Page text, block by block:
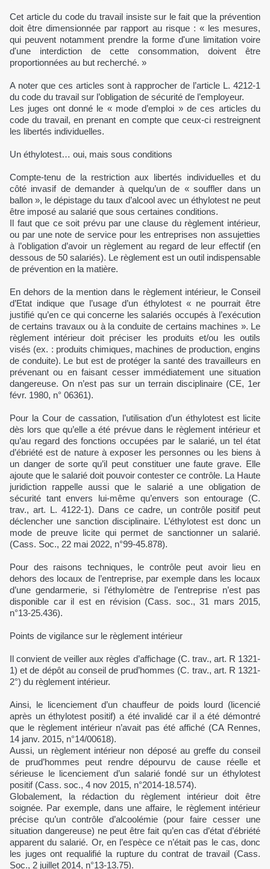
Cet article du code du travail insiste sur le fait que la prévention
doit être dimensionnée par rapport au risque : « les mesures,
qui peuvent notamment prendre la forme d'une limitation voire
d'une interdiction de cette consommation, doivent être
proportionnées au but recherché. »
A noter que ces articles sont à rapprocher de l’article L. 4212-1
du code du travail sur l’obligation de sécurité de l’employeur.
Les juges ont donné le « mode d’emploi » de ces articles du
code du travail, en prenant en compte que ceux-ci restreignent
les libertés individuelles.
Un éthylotest… oui, mais sous conditions
Compte-tenu de la restriction aux libertés individuelles et du
côté invasif de demander à quelqu’un de « souffler dans un
ballon », le dépistage du taux d’alcool avec un éthylotest ne peut
être imposé au salarié que sous certaines conditions.
Il faut que ce soit prévu par une clause du règlement intérieur,
ou par une note de service pour les entreprises non assujetties
à l’obligation d’avoir un règlement au regard de leur effectif (en
dessous de 50 salariés). Le règlement est un outil indispensable
de prévention en la matière.
En dehors de la mention dans le règlement intérieur, le Conseil
d’Etat indique que l’usage d’un éthylotest « ne pourrait être
justifié qu’en ce qui concerne les salariés occupés à l’exécution
de certains travaux ou à la conduite de certains machines ». Le
règlement intérieur doit préciser les produits et/ou les outils
visés (ex. : produits chimiques, machines de production, engins
de conduite). Le but est de protéger la santé des travailleurs en
prévenant ou en faisant cesser immédiatement une situation
dangereuse. On n’est pas sur un terrain disciplinaire (CE, 1er
févr. 1980, n° 06361).
Pour la Cour de cassation, l’utilisation d’un éthylotest est licite
dès lors que qu’elle a été prévue dans le règlement intérieur et
qu’au regard des fonctions occupées par le salarié, un tel état
d’ébriété est de nature à exposer les personnes ou les biens à
un danger de sorte qu’il peut constituer une faute grave. Elle
ajoute que le salarié doit pouvoir contester ce contrôle. La Haute
juridiction rappelle aussi que le salarié a une obligation de
sécurité tant envers lui-même qu’envers son entourage (C.
trav., art. L. 4122-1). Dans ce cadre, un contrôle positif peut
déclencher une sanction disciplinaire. L’éthylotest est donc un
mode de preuve licite qui permet de sanctionner un salarié.
(Cass. Soc., 22 mai 2022, n°99-45.878).
Pour des raisons techniques, le contrôle peut avoir lieu en
dehors des locaux de l’entreprise, par exemple dans les locaux
d’une gendarmerie, si l’éthylomètre de l’entreprise n’est pas
disponible car il est en révision (Cass. soc., 31 mars 2015,
n°13-25.436).
Points de vigilance sur le règlement intérieur
Il convient de veiller aux règles d’affichage (C. trav., art. R 1321-
1) et de dépôt au conseil de prud’hommes (C. trav., art. R 1321-
2°) du règlement intérieur.
Ainsi, le licenciement d’un chauffeur de poids lourd (licencié
après un éthylotest positif) a été invalidé car il a été démontré
que le règlement intérieur n’avait pas été affiché (CA Rennes,
14 janv. 2015, n°14/00618).
Aussi, un règlement intérieur non déposé au greffe du conseil
de prud’hommes peut rendre dépourvu de cause réelle et
sérieuse le licenciement d’un salarié fondé sur un éthylotest
positif (Cass. soc., 4 nov 2015, n°2014-18.574).
Globalement, la rédaction du règlement intérieur doit être
soignée. Par exemple, dans une affaire, le règlement intérieur
précise qu’un contrôle d’alcoolémie (pour faire cesser une
situation dangereuse) ne peut être fait qu’en cas d’état d’ébriété
apparent du salarié. Or, en l’espèce ce n’était pas le cas, donc
les juges ont requalifié la rupture du contrat de travail (Cass.
Soc., 2 juillet 2014, n°13-13.75).